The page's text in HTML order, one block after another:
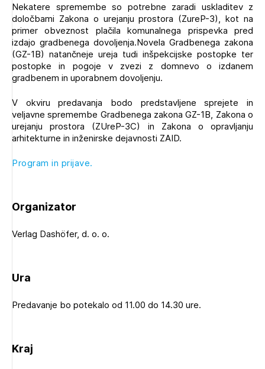
Nekatere spremembe so potrebne zaradi uskladitev z
določbami Zakona o urejanju prostora (ZureP-3), kot na
primer obveznost plačila komunalnega prispevka pred
izdajo gradbenega dovoljenja.Novela Gradbenega zakona
(GZ-1B) natančneje ureja tudi inšpekcijske postopke ter
postopke in pogoje v zvezi z domnevo o izdanem
gradbenem in uporabnem dovoljenju.
V okviru predavanja bodo predstavljene sprejete in
veljavne spremembe Gradbenega zakona GZ-1B, Zakona o
urejanju prostora (ZUreP-3C) in Zakona o opravljanju
arhitekturne in inženirske dejavnosti ZAID.
Program in prijave.
Organizator
Verlag Dashöfer, d. o. o.
Ura
Predavanje bo potekalo od 11.00 do 14.30 ure.
Kraj
Plačnik je podjetje
PRIJAVITE SE